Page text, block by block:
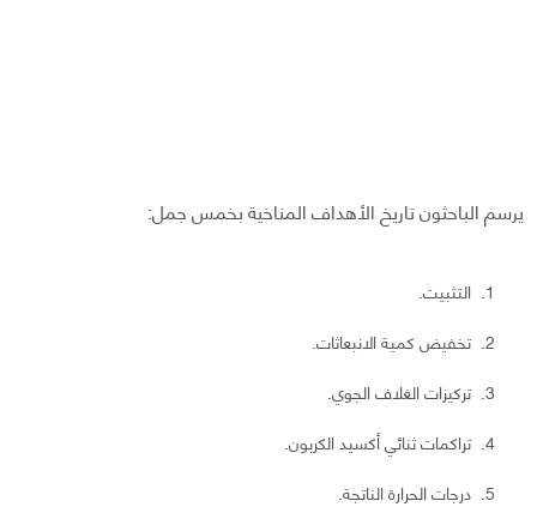
يرسم الباحثون تاريخ الأهداف المناخية بخمس جمل:
التثبيت.
تخفيض كمية الانبعاثات.
تركيزات الغلاف الجوي.
تراكمات ثنائي أكسيد الكربون.
درجات الحرارة الناتجة.